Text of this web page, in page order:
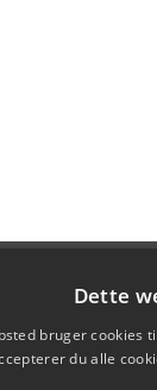
Dette
bruger cookies
du alle